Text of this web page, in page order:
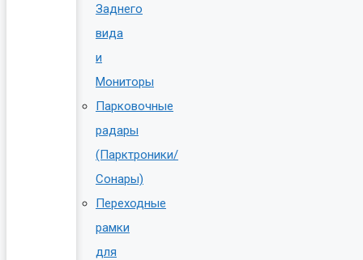
Заднего
вида
и
Мониторы
Парковочные
радары
(Парктроники/
Сонары)
Переходные
рамки
для